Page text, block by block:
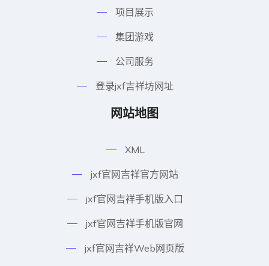
项目展示
集团游戏
公司服务
登录jxf吉祥坊网址
网站地图
XML
jxf官网吉祥官方网站
jxf官网吉祥手机版入口
jxf官网吉祥手机版官网
jxf官网吉祥Web网页版